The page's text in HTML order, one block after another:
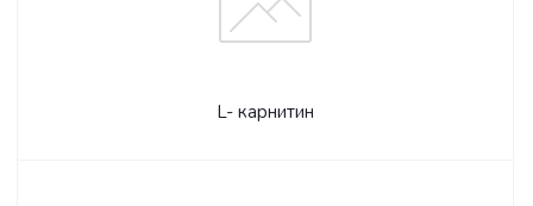
L- карнитин